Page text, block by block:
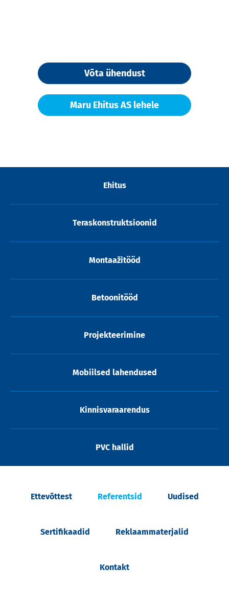
Võta ühendust
Maru Ehitus AS lehele
Ehitus
Teraskonstruktsioonid
Montaažitööd
Betoonitööd
Projekteerimine
Mobiilsed lahendused
Kinnisvaraarendus
PVC hallid
Ettevõttest Referentsid Uudised
Sertifikaadid Reklaammaterjalid
Kontakt